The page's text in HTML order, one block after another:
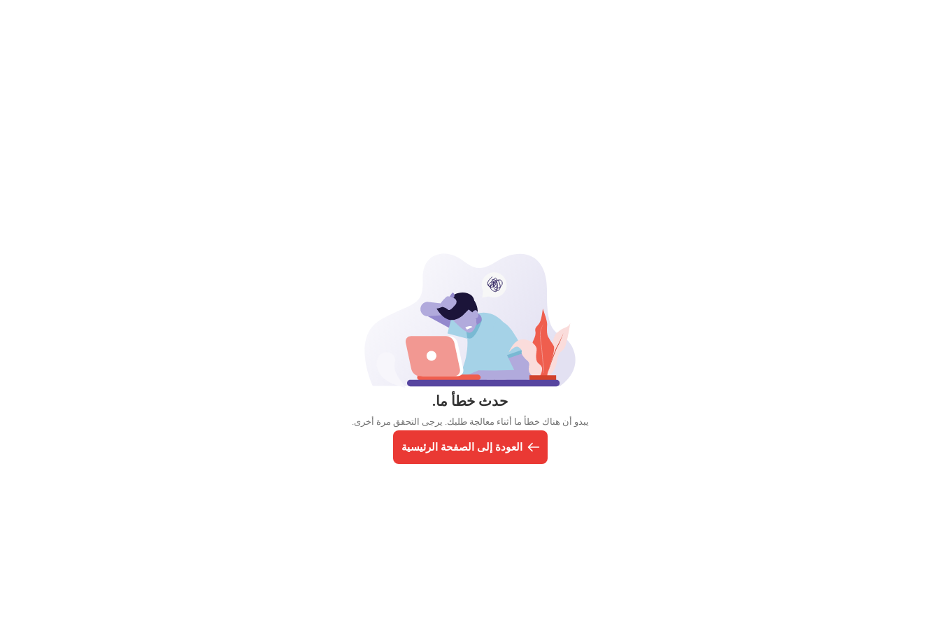
حدث خطأ ما.
يبدو أن هناك خطأ ما أثناء معالجة طلبك. يرجى التحقق مرة أخرى.
العودة إلى الصفحة الرئيسية